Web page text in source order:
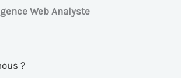
Web Analyste
?